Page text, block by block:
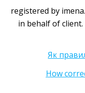
registered by
in behalf of
Як
How